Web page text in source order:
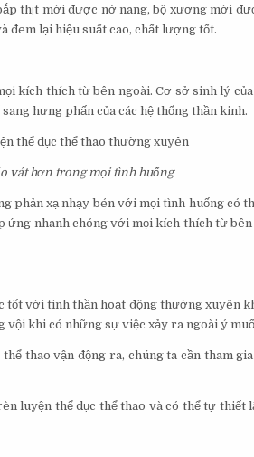
thịt mới được nở nang, bộ xương mới
đem lại hiệu suất cao, chất lượng tốt.
kích thích từ bên ngoài. Cơ sở sinh lý
hưng phấn của các hệ thống thần kinh.
vát hơn trong mọi tình huống
phản xạ nhạy bén với mọi tình huống có
nhanh chóng với mọi kích thích từ
với tinh thần hoạt động thường xuyên
khi có những sự việc xảy ra ngoài ý
thao vận động ra, chúng ta cần tham
luyện thể dục thể thao và có thể tự thiết